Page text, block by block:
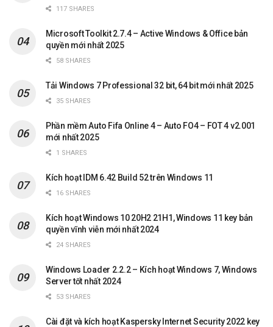
117 SHARES
Microsoft Toolkit 2.7.4 – Active Windows & Office bản
quyền mới nhất 2025
58 SHARES
Tải Windows 7 Professional 32 bit, 64 bit mới nhất 2025
35 SHARES
Phần mềm Auto Fifa Online 4 – Auto FO4 – FOT 4 v2.001
mới nhất 2025
1 SHARES
Kích hoạt IDM 6.42 Build 52 trên Windows 11
16 SHARES
Kích hoạt Windows 10 20H2 21H1, Windows 11 key bản
quyền vĩnh viễn mới nhất 2024
24 SHARES
Windows Loader 2.2.2 – Kích hoạt Windows 7, Windows
Server tốt nhất 2024
53 SHARES
Cài đặt và kích hoạt Kaspersky Internet Security 2022 key